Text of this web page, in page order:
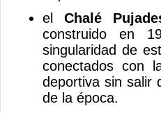
elChalé
construido en
singularidad de
conectados con
deportiva sin salir
de la época.